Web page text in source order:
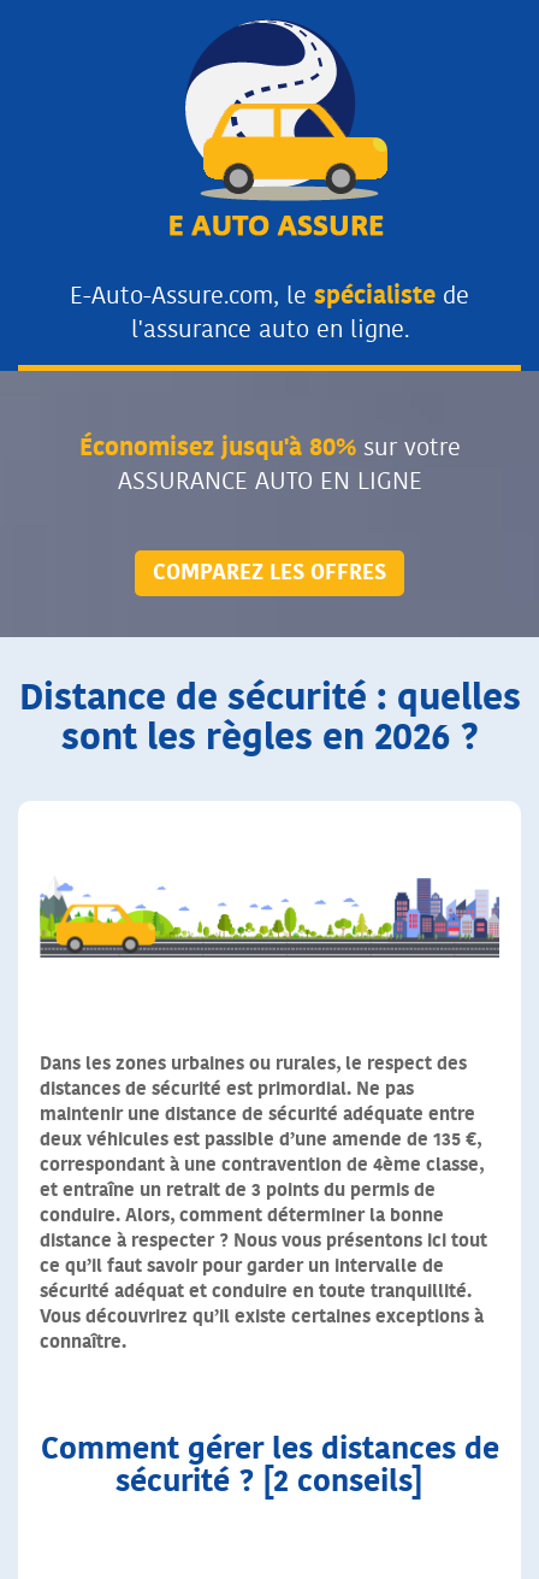
E-Auto-Assure.com, le spécialiste de
l'assurance auto en ligne.
Économisez jusqu'à 80% sur votre
ASSURANCE AUTO EN LIGNE
COMPAREZ LES OFFRES
Distance de sécurité : quelles
sont les règles en 2026 ?
Dans les zones urbaines ou rurales, le respect des
distances de sécurité est primordial. Ne pas
maintenir une distance de sécurité adéquate entre
deux véhicules est passible d’une amende de 135 €,
correspondant à une contravention de 4ème classe,
et entraîne un retrait de 3 points du permis de
conduire. Alors, comment déterminer la bonne
distance à respecter ? Nous vous présentons ici tout
ce qu’il faut savoir pour garder un intervalle de
sécurité adéquat et conduire en toute tranquillité.
Vous découvrirez qu’il existe certaines exceptions à
connaître.
Comment gérer les distances de
sécurité ? [2 conseils]